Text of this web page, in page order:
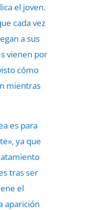
el joven.
cada vez
a sus
vienen por
cómo
mientras
es para
ya que
tras ser
el
aparición